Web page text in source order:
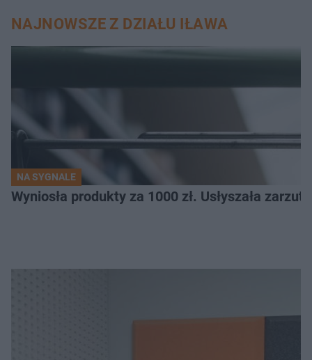
NAJNOWSZE Z DZIAŁU IŁAWA
NA SYGNALE
Wyniosła produkty za 1000 zł. Usłyszała zarzuty